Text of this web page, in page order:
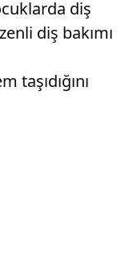
diş
diş bakımı
taşıdığını